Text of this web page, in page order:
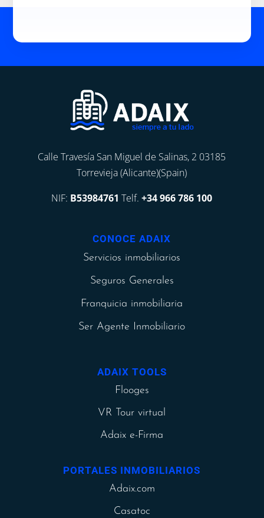
Calle Travesía San Miguel de Salinas, 2 03185
Torrevieja (Alicante)(Spain)
NIF: B53984761 Telf.+34 966 786 100
CONOCE ADAIX
Servicios inmobiliarios
Seguros Generales
Franquicia inmobiliaria
Ser Agente Inmobiliario
ADAIX TOOLS
Flooges
VR Tour virtual
Adaix e-Firma
PORTALES INMOBILIARIOS
Adaix.com
Casatoc